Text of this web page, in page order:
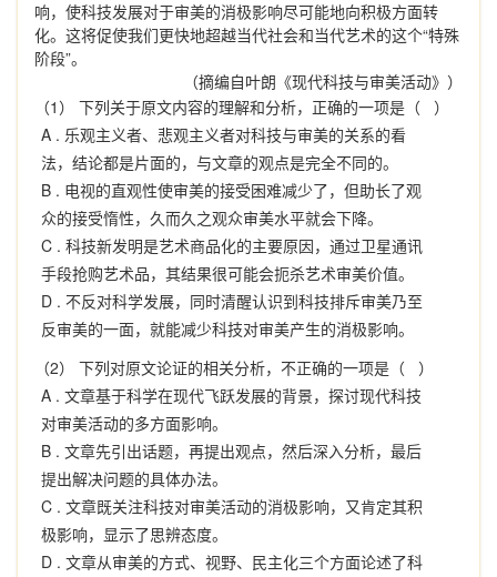
响，使科技发展对于审美的消极影响尽可能地向积极方面转
化。这将促使我们更快地超越当代社会和当代艺术的这个“特殊
阶段”。
（摘编自叶朗《现代科技与审美活动》）
（1） 下列关于原文内容的理解和分析，正确的一项是（ ）
A . 乐观主义者、悲观主义者对科技与审美的关系的看
法，结论都是片面的，与文章的观点是完全不同的。
B . 电视的直观性使审美的接受困难减少了，但助长了观
众的接受惰性，久而久之观众审美水平就会下降。
C . 科技新发明是艺术商品化的主要原因，通过卫星通讯
手段抢购艺术品，其结果很可能会扼杀艺术审美价值。
D . 不反对科学发展，同时清醒认识到科技排斥审美乃至
反审美的一面，就能减少科技对审美产生的消极影响。
（2） 下列对原文论证的相关分析，不正确的一项是（ ）
A . 文章基于科学在现代飞跃发展的背景，探讨现代科技
对审美活动的多方面影响。
B . 文章先引出话题，再提出观点，然后深入分析，最后
提出解决问题的具体办法。
C . 文章既关注科技对审美活动的消极影响，又肯定其积
极影响，显示了思辨态度。
D . 文章从审美的方式、视野、民主化三个方面论述了科